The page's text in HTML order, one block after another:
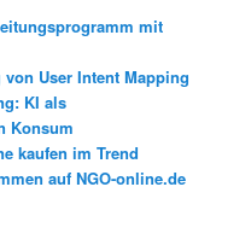
mit
User Intent Mapping
KI als
Konsum
kaufen im Trend
auf NGO-online.de